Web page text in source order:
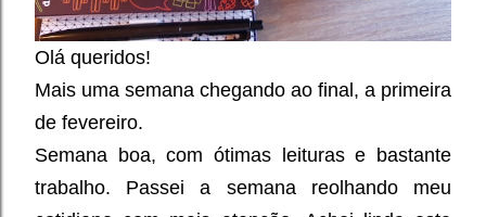
Olá queridos!
Mais uma semana chegando ao final, a primeira
de fevereiro.
Semana boa, com ótimas leituras e bastante
trabalho. Passei a semana reolhando meu